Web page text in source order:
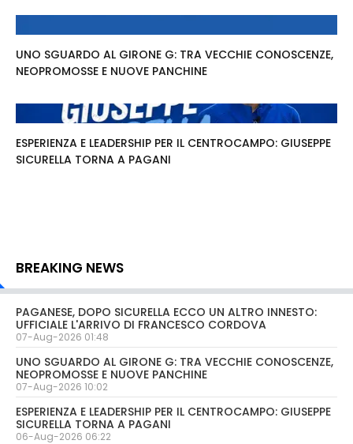
UNO SGUARDO AL GIRONE G: TRA VECCHIE CONOSCENZE,
NEOPROMOSSE E NUOVE PANCHINE
ESPERIENZA E LEADERSHIP PER IL CENTROCAMPO: GIUSEPPE
SICURELLA TORNA A PAGANI
BREAKING NEWS
PAGANESE, DOPO SICURELLA ECCO UN ALTRO INNESTO:
UFFICIALE L'ARRIVO DI FRANCESCO CORDOVA
07-Aug-2026 01:48
UNO SGUARDO AL GIRONE G: TRA VECCHIE CONOSCENZE,
NEOPROMOSSE E NUOVE PANCHINE
07-Aug-2026 10:02
ESPERIENZA E LEADERSHIP PER IL CENTROCAMPO: GIUSEPPE
SICURELLA TORNA A PAGANI
06-Aug-2026 06:22